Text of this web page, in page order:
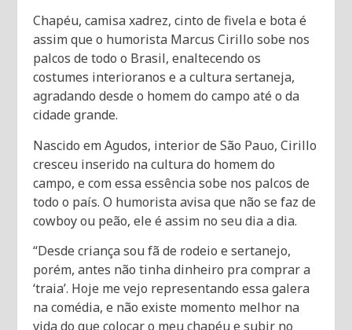
Chapéu, camisa xadrez, cinto de fivela e bota é
assim que o humorista Marcus Cirillo sobe nos
palcos de todo o Brasil, enaltecendo os
costumes interioranos e a cultura sertaneja,
agradando desde o homem do campo até o da
cidade grande.
Nascido em Agudos, interior de São Pauo, Cirillo
cresceu inserido na cultura do homem do
campo, e com essa essência sobe nos palcos de
todo o país. O humorista avisa que não se faz de
cowboy ou peão, ele é assim no seu dia a dia.
“Desde criança sou fã de rodeio e sertanejo,
porém, antes não tinha dinheiro pra comprar a
‘traia’. Hoje me vejo representando essa galera
na comédia, e não existe momento melhor na
vida do que colocar o meu chapéu e subir no